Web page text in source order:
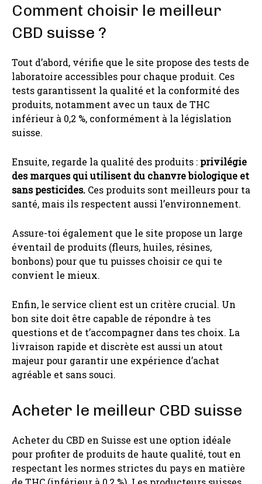
Comment choisir le meilleur
CBD suisse ?
Tout d’abord, vérifie que le site propose des tests de
laboratoire accessibles pour chaque produit. Ces
tests garantissent la qualité et la conformité des
produits, notamment avec un taux de THC
inférieur à 0,2 %, conformément à la législation
suisse.
Ensuite, regarde la qualité des produits : privilégie
des marques qui utilisent du chanvre biologique et
sans pesticides. Ces produits sont meilleurs pour ta
santé, mais ils respectent aussi l’environnement.
Assure-toi également que le site propose un large
éventail de produits (fleurs, huiles, résines,
bonbons) pour que tu puisses choisir ce qui te
convient le mieux.
Enfin, le service client est un critère crucial. Un
bon site doit être capable de répondre à tes
questions et de t’accompagner dans tes choix. La
livraison rapide et discrète est aussi un atout
majeur pour garantir une expérience d’achat
agréable et sans souci.
Acheter le meilleur CBD suisse
Acheter du CBD en Suisse est une option idéale
pour profiter de produits de haute qualité, tout en
respectant les normes strictes du pays en matière